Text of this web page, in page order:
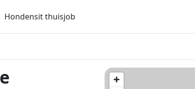
Hondensit thuisjob